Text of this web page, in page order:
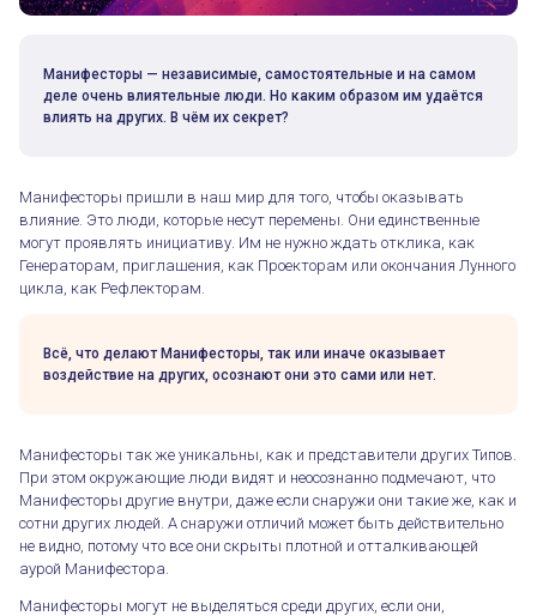
Манифесторы — независимые, самостоятельные и на самом
деле очень влиятельные люди. Но каким образом им удаётся
влиять на других. В чём их секрет?
Манифесторы пришли в наш мир для того, чтобы оказывать
влияние. Это люди, которые несут перемены. Они единственные
могут проявлять инициативу. Им не нужно ждать отклика, как
Генераторам, приглашения, как Проекторам или окончания Лунного
цикла, как Рефлекторам.
Всё, что делают Манифесторы, так или иначе оказывает
воздействие на других, осознают они это сами или нет.
Манифесторы так же уникальны, как и представители других Типов.
При этом окружающие люди видят и неосознанно подмечают, что
Манифесторы другие внутри, даже если снаружи они такие же, как и
сотни других людей. А снаружи отличий может быть действительно
не видно, потому что все они скрыты плотной и отталкивающей
аурой Манифестора.
Манифесторы могут не выделяться среди других, если они,